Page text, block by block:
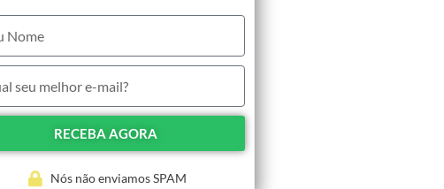
RECEBA AGORA
Nós não enviamos SPAM